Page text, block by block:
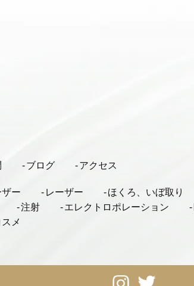
ブログ アクセス
ザー レーザー ほくろ、いぼ取り
注射 エレクトロポレーション
メ